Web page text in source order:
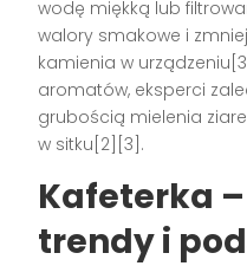
wodę miękką lub
walory smakowe i
kamienia w
aromatów, eksperci
grubością mielenia
w sitku[2][3].
Kafeterka
trendy i